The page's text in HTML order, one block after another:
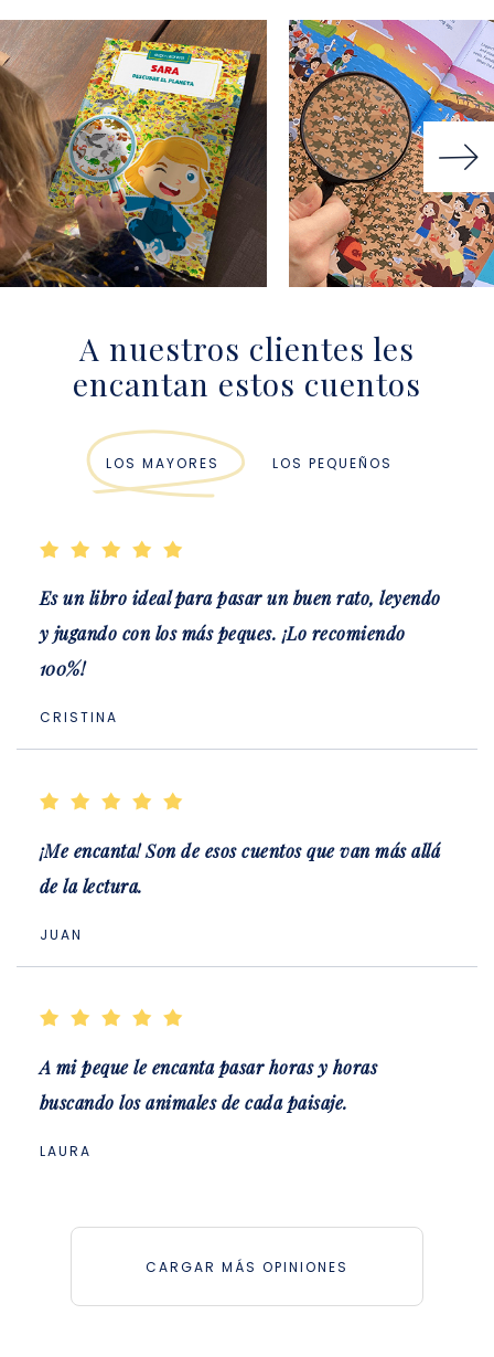
A nuestros clientes les
encantan estos cuentos
LOS MAYORES LOS PEQUEÑOS
Es un libro ideal para pasar un buen rato, leyendo
y jugando con los más peques. ¡Lo recomiendo
100%!
CRISTINA
¡Me encanta! Son de esos cuentos que van más allá
de la lectura.
JUAN
A mi peque le encanta pasar horas y horas
buscando los animales de cada paisaje.
LAURA
CARGAR MÁS OPINIONES